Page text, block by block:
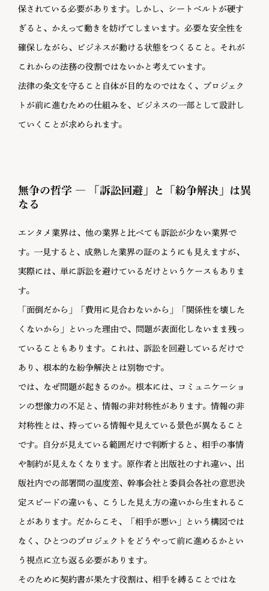
保されている必要があります。しかし、シートベルトが硬す
ぎると、かえって動きを妨げてしまいます。必要な安全性を
確保しながら、ビジネスが動ける状態をつくること。それが
これからの法務の役割ではないかと考えています。
法律の条文を守ること自体が目的なのではなく、プロジェク
トが前に進むための仕組みを、ビジネスの一部として設計し
ていくことが求められます。
無争の哲学 ― 「訴訟回避」と「紛争解決」は異
なる
エンタメ業界は、他の業界と比べても訴訟が少ない業界で
す。一見すると、成熟した業界の証のようにも見えますが、
実際には、単に訴訟を避けているだけというケースもありま
す。
「面倒だから」「費用に見合わないから」「関係性を壊した
くないから」といった理由で、問題が表面化しないまま残っ
ていることもあります。これは、訴訟を回避しているだけで
あり、根本的な紛争解決とは別物です。
では、なぜ問題が起きるのか。根本には、コミュニケーショ
ンの想像力の不足と、情報の非対称性があります。情報の非
対称性とは、持っている情報や見えている景色が異なること
です。自分が見えている範囲だけで判断すると、相手の事情
や制約が見えなくなります。原作者と出版社のすれ違い、出
版社内での部署間の温度差、幹事会社と委員会各社の意思決
定スピードの違いも、こうした見え方の違いから生まれるこ
とがあります。だからこそ、「相手が悪い」という構図では
なく、ひとつのプロジェクトをどうやって前に進めるかとい
う視点に立ち返る必要があります。
そのために契約書が果たす役割は、相手を縛ることではな